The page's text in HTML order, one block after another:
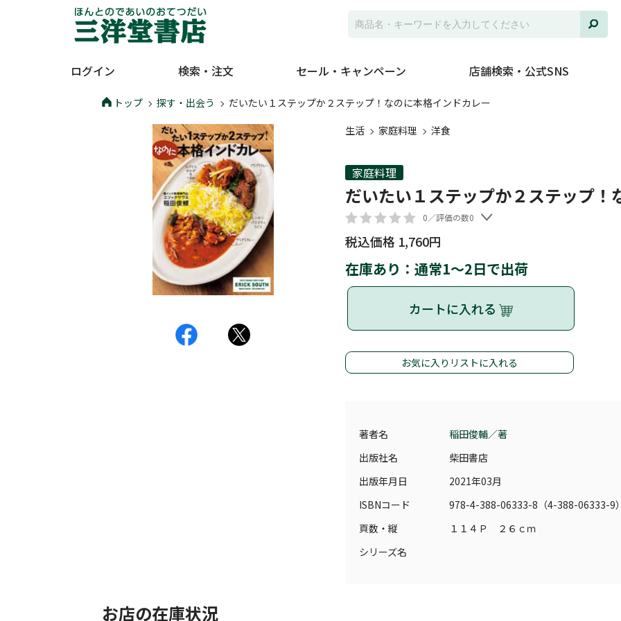
ログイン 検索・注文 セール・キャンペーン 店舗検索・公式SNS
トップ 探す・出会う
だいたい１ステップか２ステップ！なのに本格インドカレー
生活
家庭料理 洋食
家庭料理
だいたい１ステップか２ステップ！
0／評価の数0
税込価格 1,760円
在庫あり：通常1～2日で出荷
カートに入れる
お気に入りリストに入れる
著者名
稲田俊輔／著
出版社名
柴田書店
出版年月日
2021年03月
ISBNコード
978-4-388-06333-8（4-388-06333-9
頁数・縦
１１４Ｐ ２６ｃｍ
シリーズ名
お店の在庫状況